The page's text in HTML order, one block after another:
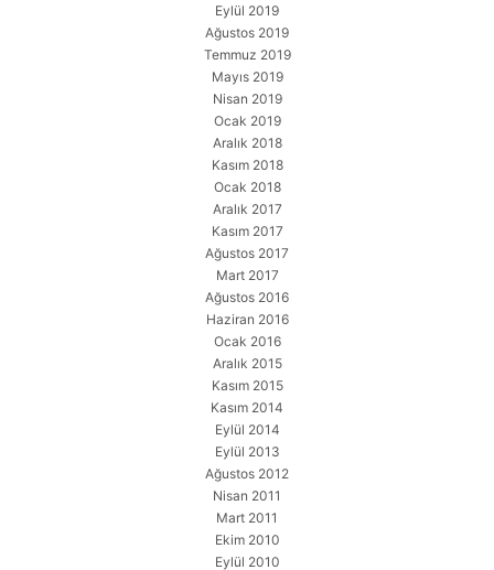
Eylül 2019
Ağustos 2019
Temmuz 2019
Mayıs 2019
Nisan 2019
Ocak 2019
Aralık 2018
Kasım 2018
Ocak 2018
Aralık 2017
Kasım 2017
Ağustos 2017
Mart 2017
Ağustos 2016
Haziran 2016
Ocak 2016
Aralık 2015
Kasım 2015
Kasım 2014
Eylül 2014
Eylül 2013
Ağustos 2012
Nisan 2011
Mart 2011
Ekim 2010
Eylül 2010